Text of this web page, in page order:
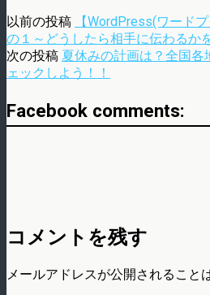
以前の投稿
【WordPress(ワード
の１～どうしたら相手に伝わるか
次の投稿 夏休みの計画は？全国
ェックしよう！！
Facebook comments:
コメントを残す
メールアドレスが公開されること